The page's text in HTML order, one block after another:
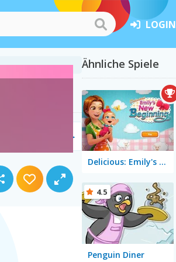
LOGIN
Ähnliche Spiele
Delicious: Emily's New Beginning
Penguin Diner
4.5